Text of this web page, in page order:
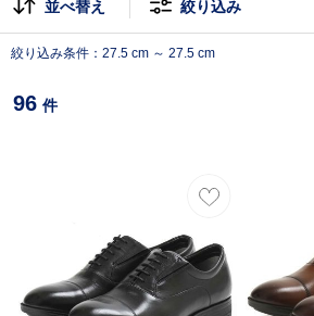
並べ替え 絞り込み
絞り込み条件：27.5 cm ～ 27.5 cm
96